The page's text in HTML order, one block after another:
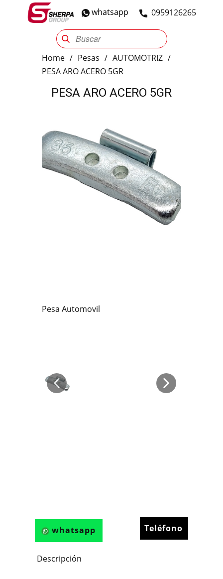
​0959126265
whatsapp
Sherpa Group Reencauche Automotriz
Home / Pesas / AUTOMOTRIZ /
PESA ARO ACERO 5GR
PESA ARO ACERO 5GR
Pesa Automovil
whatsapp Teléfono
Descripción